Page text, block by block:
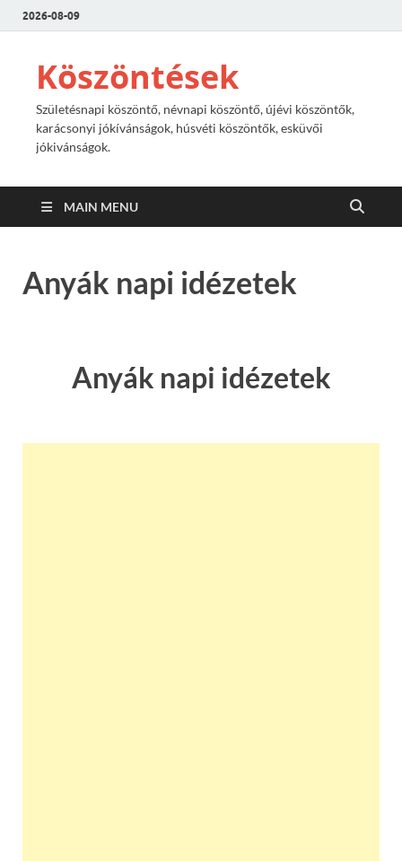
2026-08-09
Köszöntések
Születésnapi köszöntő, névnapi köszöntő, újévi köszöntők,
karácsonyi jókívánságok, húsvéti köszöntők, esküvői
jókivánságok.
MAIN MENU
Anyák napi idézetek
Anyák napi idézetek